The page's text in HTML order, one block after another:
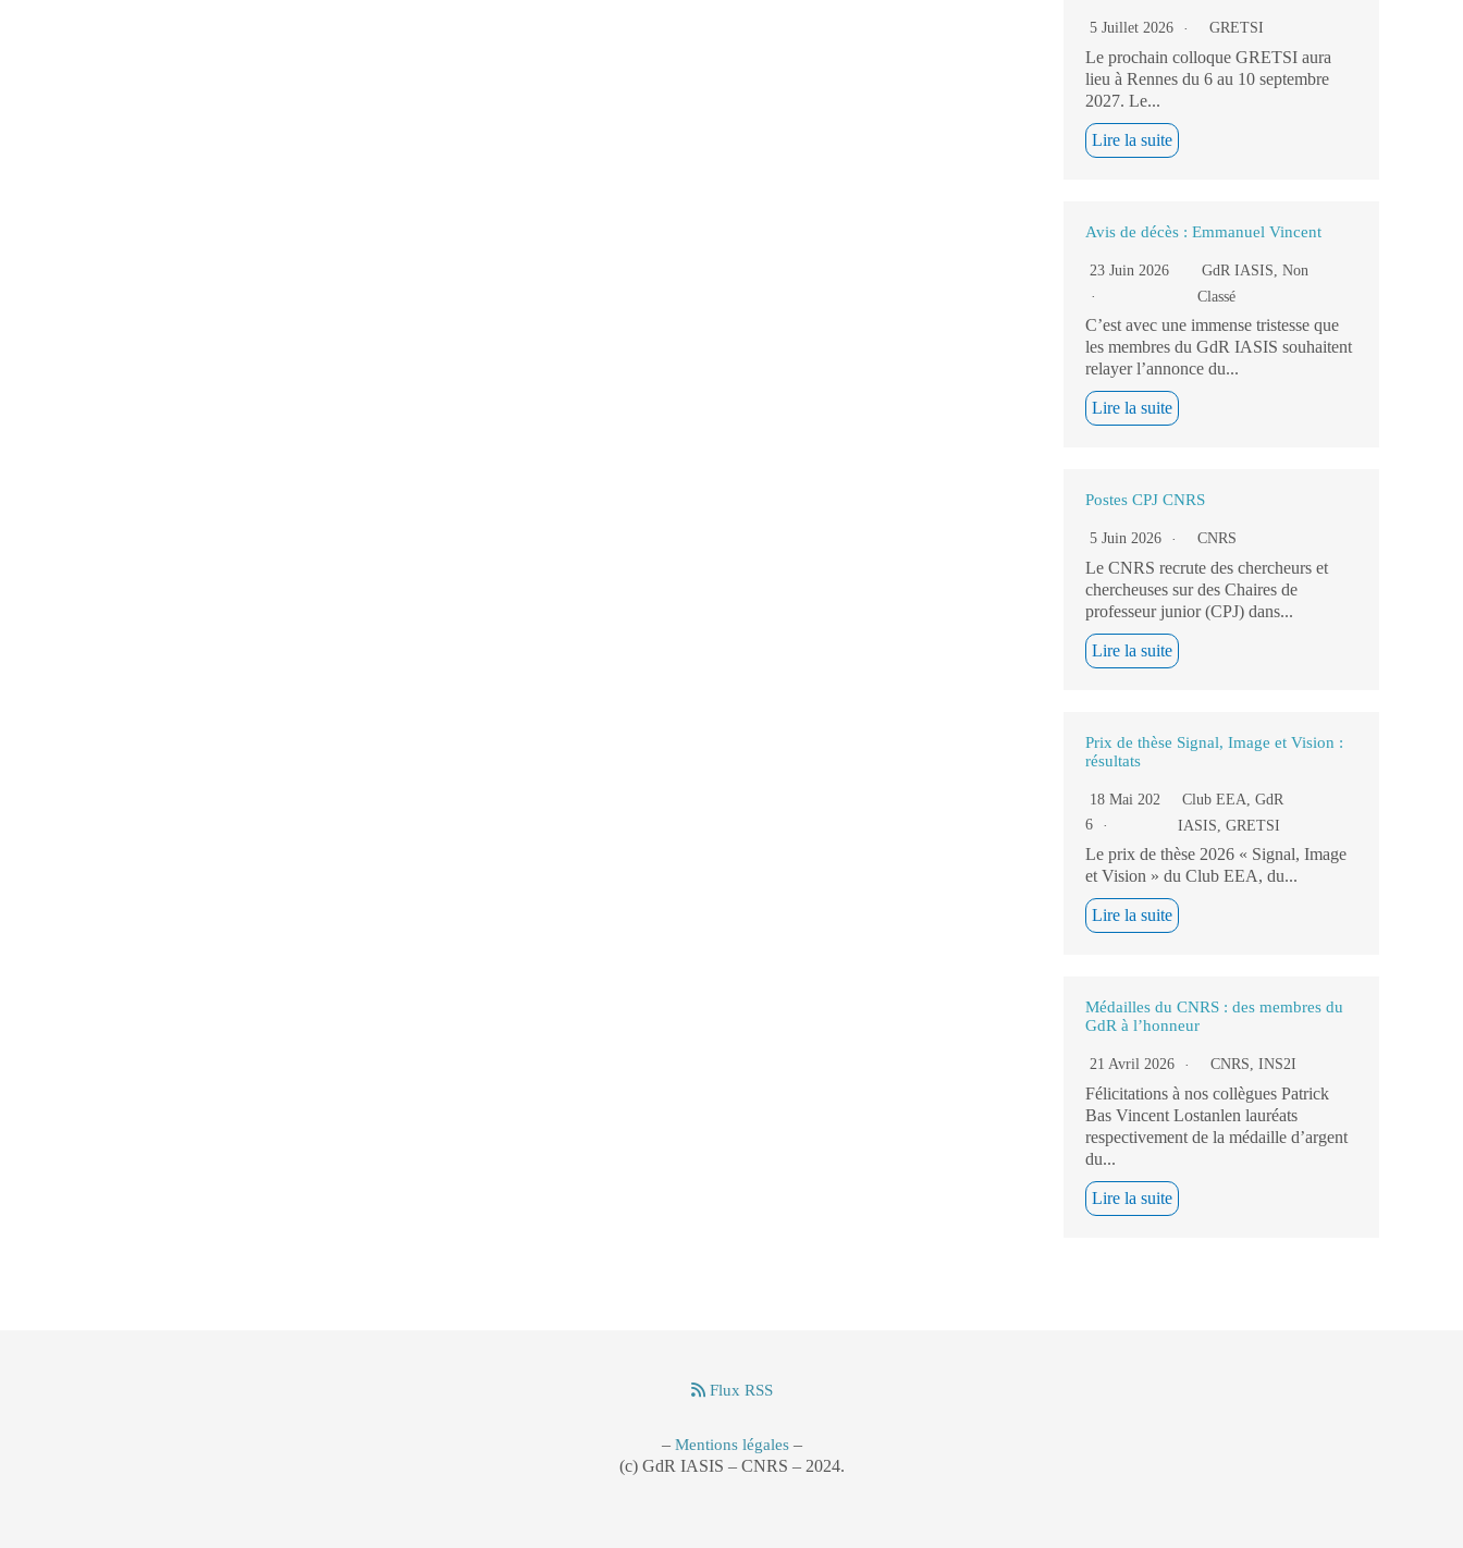
5 Juillet 2026 GRETSI
Le prochain colloque GRETSI aura
lieu à Rennes du 6 au 10 septembre
2027. Le...
Lire la suite
Avis de décès : Emmanuel Vincent
23 Juin 2026 GdR IASIS,Non
Classé
C’est avec une immense tristesse que
les membres du GdR IASIS souhaitent
relayer l’annonce du...
Lire la suite
Postes CPJ CNRS
5 Juin 2026 CNRS
Le CNRS recrute des chercheurs et
chercheuses sur des Chaires de
professeur junior (CPJ) dans...
Lire la suite
Prix de thèse Signal, Image et Vision :
résultats
18 Mai 202
6
Club EEA,GdR
IASIS,GRETSI
Le prix de thèse 2026 « Signal, Image
et Vision » du Club EEA, du...
Lire la suite
Médailles du CNRS : des membres du
GdR à l’honneur
21 Avril 2026 CNRS, INS2I
Félicitations à nos collègues Patrick
Bas Vincent Lostanlen lauréats
respectivement de la médaille d’argent
du...
Lire la suite
Flux RSS
– Mentions légales–
(c) GdR IASIS – CNRS – 2024.